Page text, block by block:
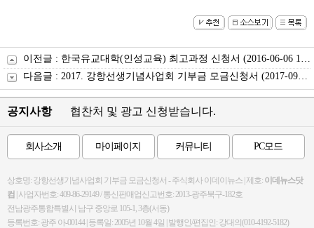
이전글 : 한국유교대학(인성교육) 최고과정 신청서 (2016-06-06 15:55:37)
다음글 : 2017. 강항선생기념사업회 기부금 모금신청서 (2017-09-05 15:00:46)
공지사항 협찬처 및 광고 신청받습니다.
회사소개 마이페이지 커뮤니티 PC모드
상호명: 강항선생기념사업회 기부금 모금신청서 - 주식회사 이데이뉴스 | 제호: 이데뉴스닷
컴 | 사업자번호: 409-86-29149 / 통신판매업신고번호: 2013-광주북구-182호
전남광주통합특별시 남구 중앙로 105-1, 3층(서동)
등록번호: 광주 아-00144 | 등록일: 2005년 10월 4일 | 발행인/편집인: 강대의(010-4192-5182)